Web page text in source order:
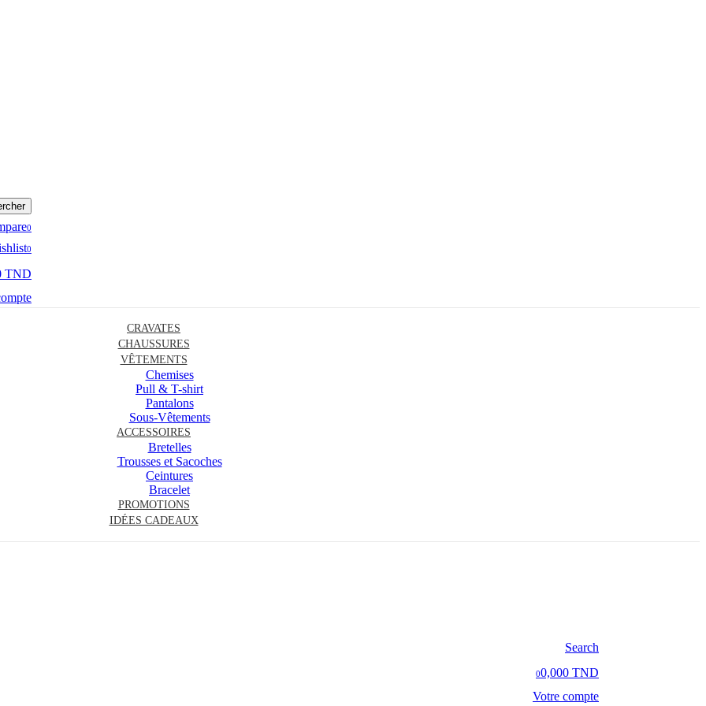
0
0
TND
CRAVATES
CHAUSSURES
VÊTEMENTS
Chemises
Pull & T-shirt
Pantalons
Sous-Vêtements
ACCESSOIRES
Bretelles
Trousses et Sacoches
Ceintures
Bracelet
PROMOTIONS
IDÉES CADEAUX
Search
00,000 TND
Votre compte